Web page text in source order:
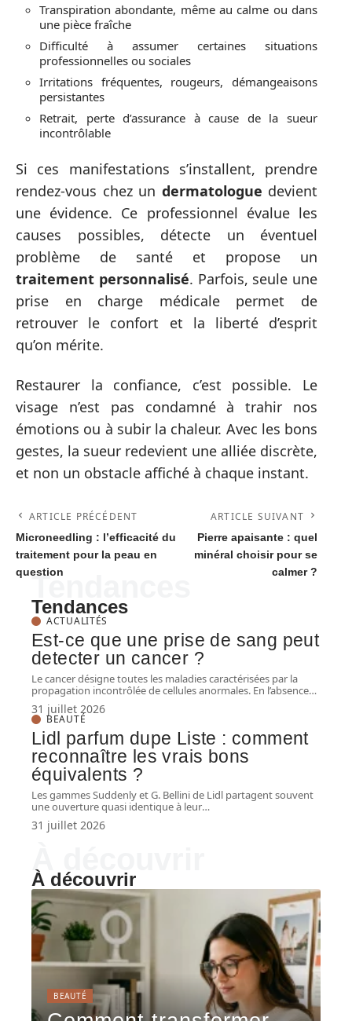
Transpiration abondante, même au calme ou dans
une pièce fraîche
Difficulté à assumer certaines situations
professionnelles ou sociales
Irritations fréquentes, rougeurs, démangeaisons
persistantes
Retrait, perte d’assurance à cause de la sueur
incontrôlable
Si ces manifestations s’installent, prendre
rendez-vous chez un dermatologue devient
une évidence. Ce professionnel évalue les
causes possibles, détecte un éventuel
problème de santé et propose un
traitement personnalisé. Parfois, seule une
prise en charge médicale permet de
retrouver le confort et la liberté d’esprit
qu’on mérite.
Restaurer la confiance, c’est possible. Le
visage n’est pas condamné à trahir nos
émotions ou à subir la chaleur. Avec les bons
gestes, la sueur redevient une alliée discrète,
et non un obstacle affiché à chaque instant.
ARTICLE PRÉCÉDENT
Microneedling : l’efficacité du
traitement pour la peau en
question
ARTICLE SUIVANT
Pierre apaisante : quel
minéral choisir pour se
calmer ?
Tendances
Tendances
ACTUALITÉS
Est-ce que une prise de sang peut
detecter un cancer ?
Le cancer désigne toutes les maladies caractérisées par la
propagation incontrôlée de cellules anormales. En l’absence…
31 juillet 2026
BEAUTÉ
Lidl parfum dupe Liste : comment
reconnaître les vrais bons
équivalents ?
Les gammes Suddenly et G. Bellini de Lidl partagent souvent
une ouverture quasi identique à leur…
31 juillet 2026
À découvrir
BEAUTÉ